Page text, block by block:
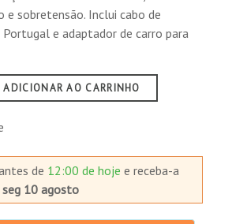
e sobretensão. Inclui cabo de
e adaptador de carro para
ADICIONAR AO CARRINHO
de 12:00 de hojee receba-a
seg 10 agosto